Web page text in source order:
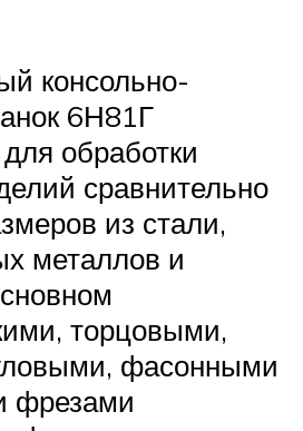
консольно-
6Н81Г
обработки
сравнительно
из стали,
металлов и
торцовыми,
фасонными
фрезами